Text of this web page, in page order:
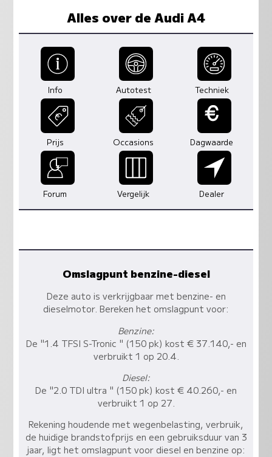
Alles over de Audi A4
Info Autotest Techniek
Prijs Occasions Dagwaarde
Forum Vergelijk Dealer
Omslagpunt benzine-diesel
Deze auto is verkrijgbaar met benzine- en
dieselmotor. Bereken het omslagpunt voor:
Benzine:
De "1.4 TFSI S-Tronic " (150 pk) kost € 37.140,- en
verbruikt 1 op 20.4.
Diesel:
De "2.0 TDI ultra " (150 pk) kost € 40.260,- en
verbruikt 1 op 27.
Rekening houdende met wegenbelasting, verbruik,
de huidige brandstofprijs en een gebruiksduur van 3
jaar, ligt het omslagpunt voor diesel en benzine op: